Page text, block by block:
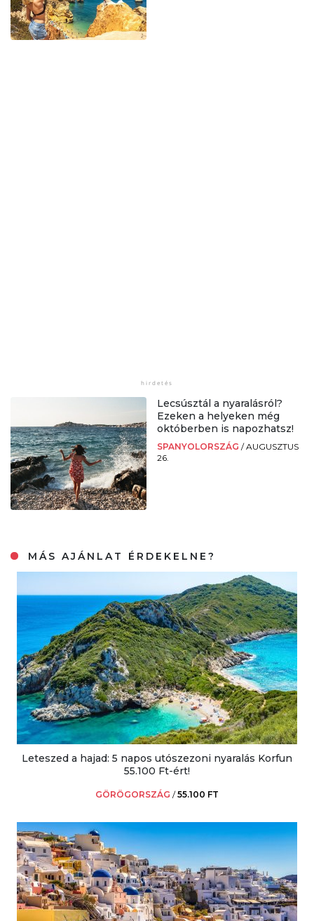
Lecsúsztál a nyaralásról?
Ezeken a helyeken még
októberben is napozhatsz!
SPANYOLORSZÁG /AUGUSZTUS
26.
MÁS AJÁNLAT ÉRDEKELNE?
Leteszed a hajad: 5 napos utószezoni nyaralás Korfun
55.100 Ft-ért!
GÖRÖGORSZÁG /55.100 FT